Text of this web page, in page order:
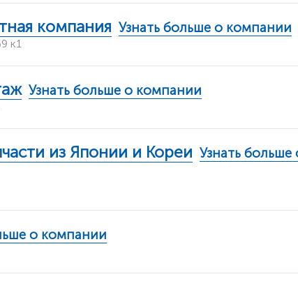
компания Узнать больше о компании
к1
Узнать больше о компании
из Японии и Кореи Узнать больше
о компании